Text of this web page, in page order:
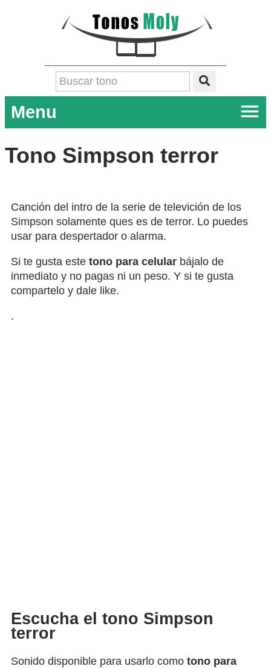
Menu
Tono Simpson terror
Canción del intro de la serie de televición de los
Simpson solamente ques es de terror. Lo puedes
usar para despertador o alarma.
Si te gusta este tono para celular bájalo de
inmediato y no pagas ni un peso. Y si te gusta
compartelo y dale like.
.
Escucha el tono Simpson
terror
Sonido disponible para usarlo como tono para